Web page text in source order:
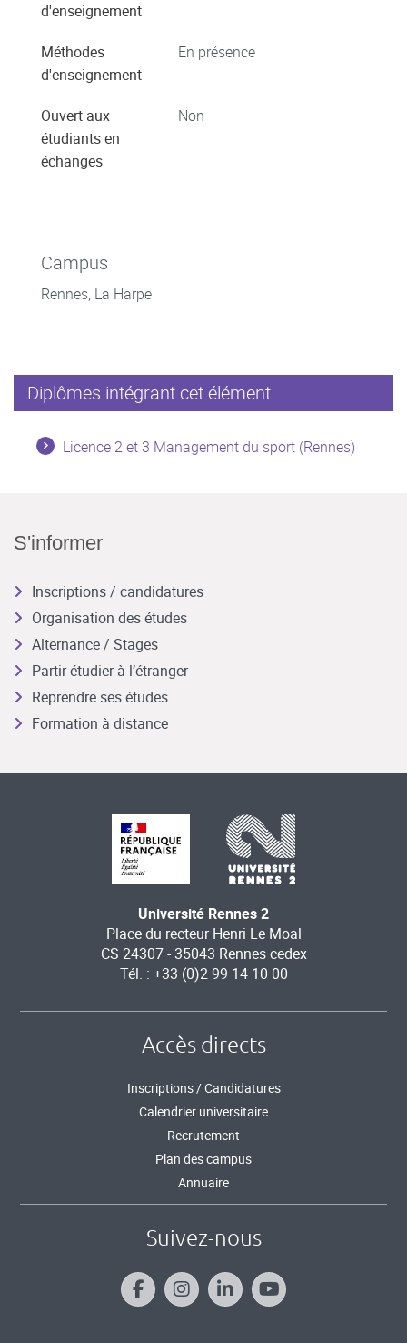
d'enseignement
Méthodes
d'enseignement
En présence
Ouvert aux
étudiants en
échanges
Non
Campus
Rennes, La Harpe
Diplômes intégrant cet élément
Licence 2 et 3 Management du sport (Rennes)
S'informer
Inscriptions / candidatures
Organisation des études
Alternance / Stages
Partir étudier à l’étranger
Reprendre ses études
Formation à distance
Université Rennes 2
Place du recteur Henri Le Moal
CS 24307 - 35043 Rennes cedex
Tél. : +33 (0)2 99 14 10 00
Accès directs
Inscriptions / Candidatures
Calendrier universitaire
Recrutement
Plan des campus
Annuaire
Suivez-nous